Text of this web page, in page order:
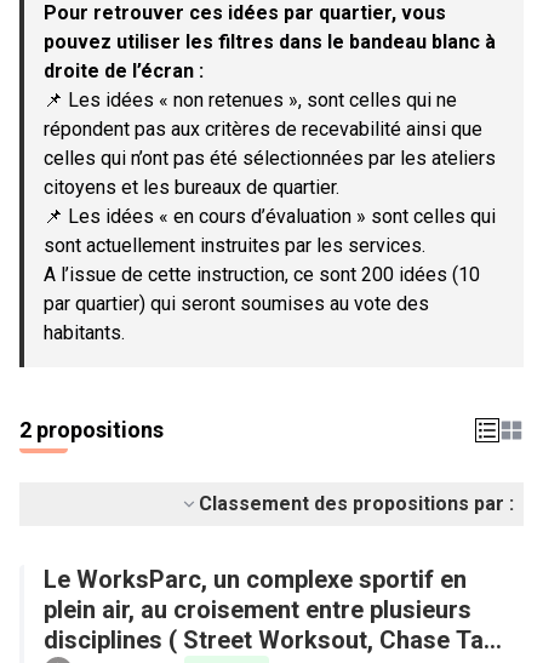
Pour retrouver ces idées par quartier, vous
pouvez utiliser les filtres dans le bandeau blanc à
droite de l’écran :
📌 Les idées « non retenues », sont celles qui ne
répondent pas aux critères de recevabilité ainsi que
celles qui n’ont pas été sélectionnées par les ateliers
citoyens et les bureaux de quartier.
📌 Les idées « en cours d’évaluation » sont celles qui
sont actuellement instruites par les services.
A l’issue de cette instruction, ce sont 200 idées (10
par quartier) qui seront soumises au vote des
habitants.
2 propositions
Classement des propositions par :
Le WorksParc, un complexe sportif en
plein air, au croisement entre plusieurs
disciplines ( Street Worksout, Chase Tag,